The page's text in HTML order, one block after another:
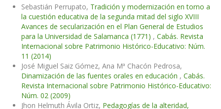
Sebastián Perrupato, Tradición y modernización en torno a
la cuestión educativa de la segunda mitad del siglo XVIII
Avances de secularización en el Plan General de Estudios
para la Universidad de Salamanca (1771) , Cabás. Revista
Internacional sobre Patrimonio Histórico-Educativo: Núm.
11 (2014)
José Miguel Saiz Gómez, Ana Mª Chacón Pedrosa,
Dinamización de las fuentes orales en educación , Cabás.
Revista Internacional sobre Patrimonio Histórico-Educativo:
Núm. 02 (2009)
Jhon Helmuth Ávila Ortiz, Pedagogías de la alteridad,